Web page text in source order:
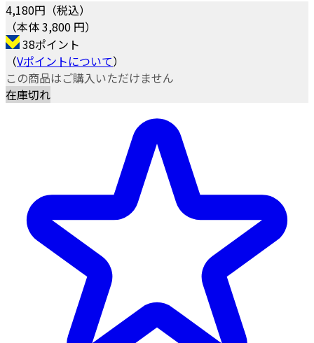
4,180円（税込）
（本体 3,800 円）
38ポイント
（Vポイントについて）
この商品はご購入いただけません
在庫切れ